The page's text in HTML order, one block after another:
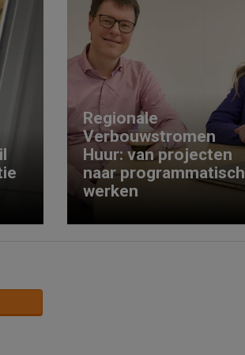
Regionale
Verbouwstromen
Huur: van projecten
naar programmatisch
werken